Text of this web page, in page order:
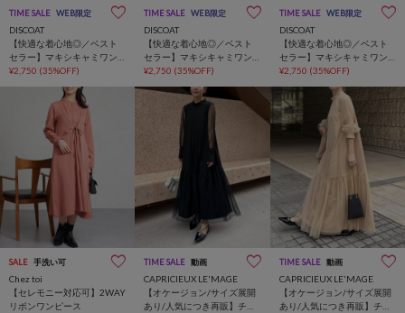
TIME SALE WEB限定
DISCOAT
【快適な着心地◎／ベスト
セラー】マキシキャミワン
ピース《WEB限定》
¥2,750 (35%OFF)
TIME SALE WEB限定
DISCOAT
【快適な着心地◎／ベスト
セラー】マキシキャミワン
ピース《WEB限定》
¥2,750 (35%OFF)
TIME SALE WEB限定
DISCOAT
【快適な着心地◎／ベスト
セラー】マキシキャミワン
ピース《WEB限定》
¥2,750 (35%OFF)
SALE 手洗い可
Chez toi
【セレモニー対応可】2WAY
リボンワンピース
TIME SALE 動画
CAPRICIEUX LE'MAGE
【オケージョン/サイズ展開
あり/人気につき再販】チュ
TIME SALE 動画
CAPRICIEUX LE'MAGE
【オケージョン/サイズ展開
あり/人気につき再販】チュ